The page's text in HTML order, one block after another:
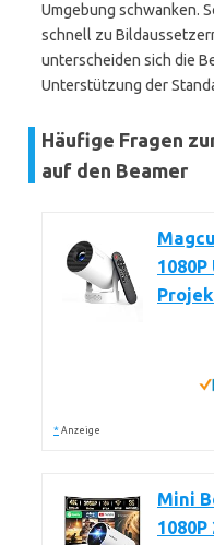
Umgebung schwanken.
schnell zu
unterscheiden sich die
Unterstützung der
Häufige Fragen
auf den Beamer
* Anzeige
Mini